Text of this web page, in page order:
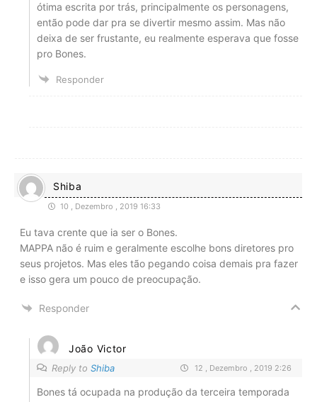
ótima escrita por trás, principalmente os personagens,
então pode dar pra se divertir mesmo assim. Mas não
deixa de ser frustante, eu realmente esperava que fosse
pro Bones.
Responder
Shiba
10 , Dezembro , 2019 16:33
Eu tava crente que ia ser o Bones.
MAPPA não é ruim e geralmente escolhe bons diretores pro
seus projetos. Mas eles tão pegando coisa demais pra fazer
e isso gera um pouco de preocupação.
Responder
João Victor
Reply to Shiba 12 , Dezembro , 2019 2:26
Bones tá ocupada na produção da terceira temporada